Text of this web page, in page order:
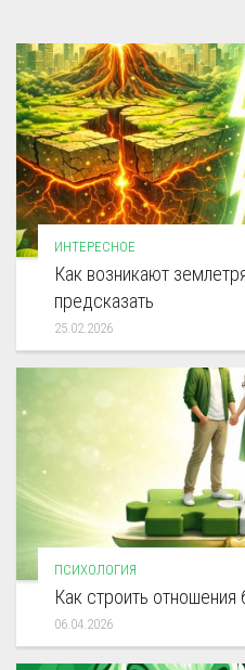
ИНТЕРЕСНОЕ
Как возникают
предсказать
25.02.2026
ПСИХОЛОГИЯ
Как строить отношения
06.04.2026